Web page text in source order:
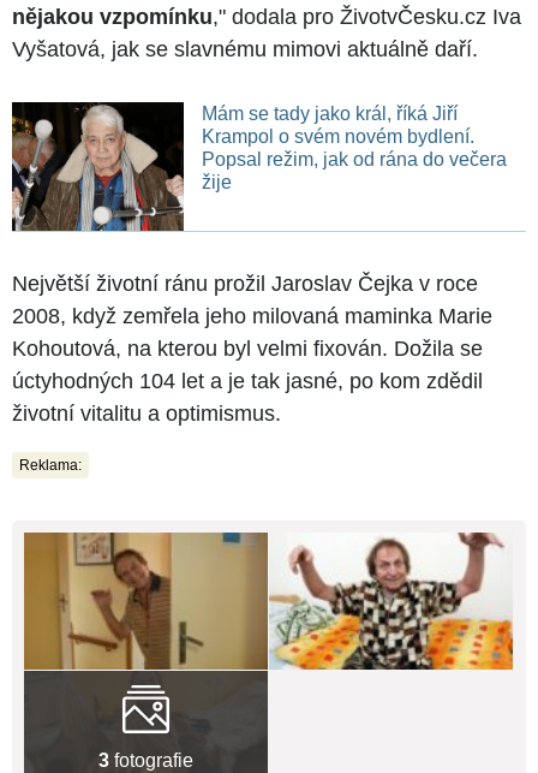
nějakou vzpomínku," dodala pro ŽivotvČesku.cz Iva
Vyšatová, jak se slavnému mimovi aktuálně daří.
Mám se tady jako král, říká Jiří
Krampol o svém novém bydlení.
Popsal režim, jak od rána do večera
žije
Největší životní ránu prožil Jaroslav Čejka v roce
2008, když zemřela jeho milovaná maminka Marie
Kohoutová, na kterou byl velmi fixován. Dožila se
úctyhodných 104 let a je tak jasné, po kom zdědil
životní vitalitu a optimismus.
Reklama:
3 fotografie